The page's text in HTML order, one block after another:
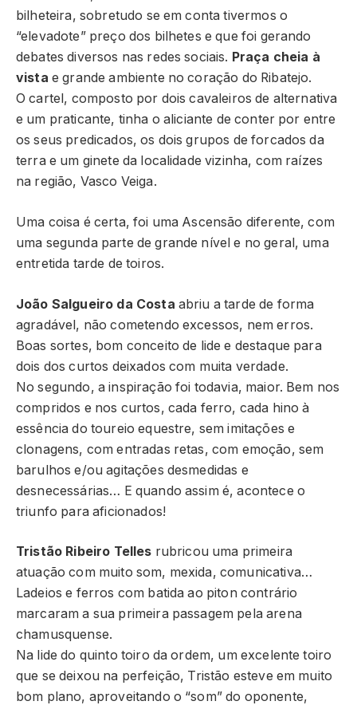
bilheteira, sobretudo se em conta tivermos o
“elevadote” preço dos bilhetes e que foi gerando
debates diversos nas redes sociais. Praça cheia à
vista e grande ambiente no coração do Ribatejo.
O cartel, composto por dois cavaleiros de alternativa
e um praticante, tinha o aliciante de conter por entre
os seus predicados, os dois grupos de forcados da
terra e um ginete da localidade vizinha, com raízes
na região, Vasco Veiga.
Uma coisa é certa, foi uma Ascensão diferente, com
uma segunda parte de grande nível e no geral, uma
entretida tarde de toiros.
João Salgueiro da Costa abriu a tarde de forma
agradável, não cometendo excessos, nem erros.
Boas sortes, bom conceito de lide e destaque para
dois dos curtos deixados com muita verdade.
No segundo, a inspiração foi todavia, maior. Bem nos
compridos e nos curtos, cada ferro, cada hino à
essência do toureio equestre, sem imitações e
clonagens, com entradas retas, com emoção, sem
barulhos e/ou agitações desmedidas e
desnecessárias… E quando assim é, acontece o
triunfo para aficionados!
Tristão Ribeiro Telles rubricou uma primeira
atuação com muito som, mexida, comunicativa…
Ladeios e ferros com batida ao piton contrário
marcaram a sua primeira passagem pela arena
chamusquense.
Na lide do quinto toiro da ordem, um excelente toiro
que se deixou na perfeição, Tristão esteve em muito
bom plano, aproveitando o “som” do oponente,